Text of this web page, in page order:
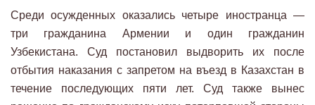
Среди осужденных оказались четыре иностранца —
три гражданина Армении и один гражданин
Узбекистана. Суд постановил выдворить их после
отбытия наказания с запретом на въезд в Казахстан в
течение последующих пяти лет. Суд также вынес